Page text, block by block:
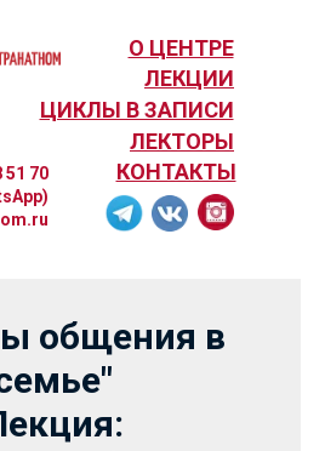
О ЦЕНТРЕ
ЛЕКЦИИ
ЦИКЛЫ В ЗАПИСИ
ЛЕКТОРЫ
КОНТАКТЫ
51 70
общения в